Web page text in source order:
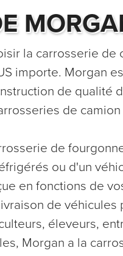
la carrosserie
importe. Morgan
de qualité
de
de
ou d'un
en fonctions de
de
éleveurs,
Morgan a la